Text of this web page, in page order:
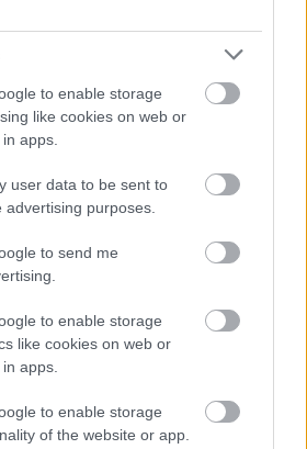
to enable storage
like cookies on web or
apps.
user data to be sent to
purposes.
to send me
to enable storage
like cookies on web or
apps.
to enable storage
of the website or app.
hasonlóan,
a közönségét.
moszkvai idő szerint éjjel 1
be Nikol Pashinjan örmény
NATO, a Kollektív Biztonsági…